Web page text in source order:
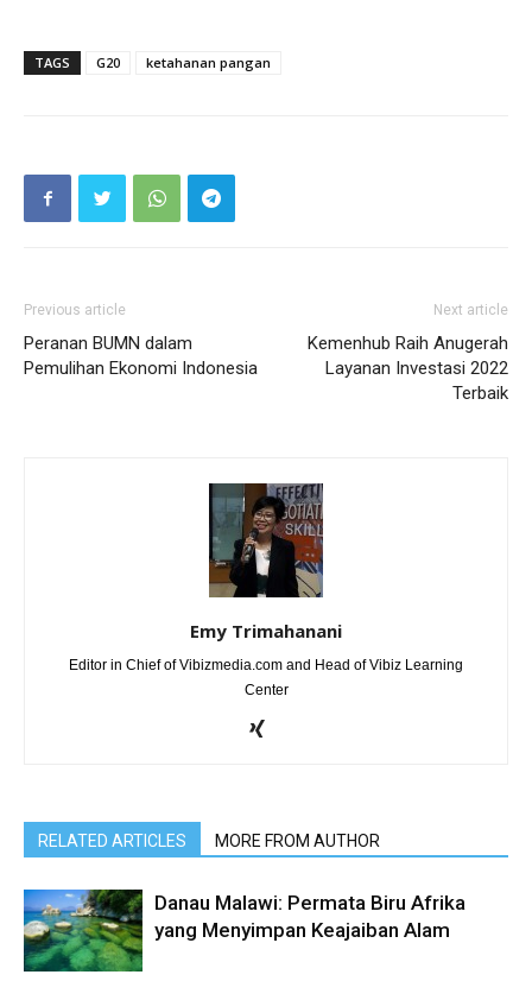
TAGS G20 ketahanan pangan
Previous article
Peranan BUMN dalam
Pemulihan Ekonomi Indonesia
Next article
Kemenhub Raih Anugerah
Layanan Investasi 2022
Terbaik
Emy Trimahanani
Editor in Chief of Vibizmedia.com and Head of Vibiz Learning
Center
RELATED ARTICLES MORE FROM AUTHOR
Danau Malawi: Permata Biru Afrika
yang Menyimpan Keajaiban Alam